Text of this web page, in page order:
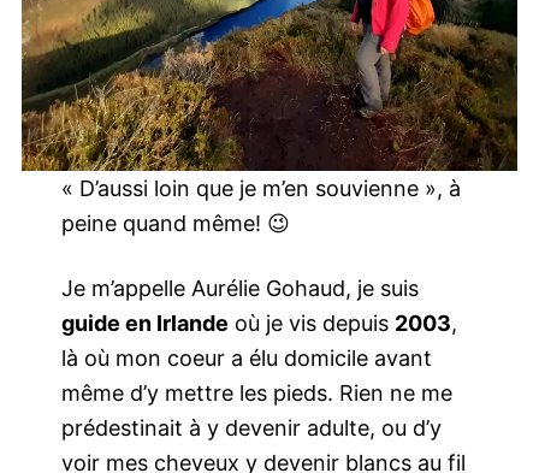
« D’aussi loin que je m’en souvienne », à
peine quand même! 😉
Je m’appelle Aurélie Gohaud, je suis
guide en Irlande où je vis depuis 2003,
là où mon coeur a élu domicile avant
même d’y mettre les pieds. Rien ne me
prédestinait à y devenir adulte, ou d’y
voir mes cheveux y devenir blancs au fil